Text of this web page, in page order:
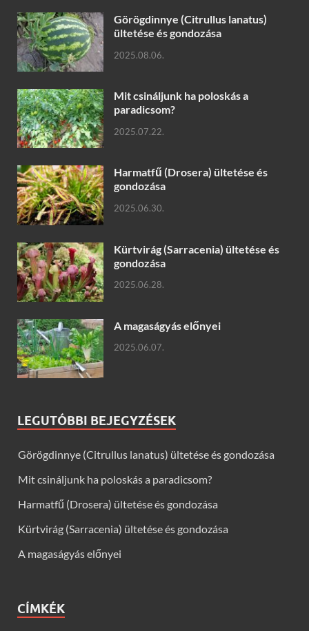
Görögdinnye (Citrullus lanatus)
ültetése és gondozása
2025.08.06.
Mit csináljunk ha poloskás a
paradicsom?
2025.07.22.
Harmatfű (Drosera) ültetése és
gondozása
2025.06.30.
Kürtvirág (Sarracenia) ültetése és
gondozása
2025.06.28.
A magaságyás előnyei
2025.06.07.
LEGUTÓBBI BEJEGYZÉSEK
Görögdinnye (Citrullus lanatus) ültetése és gondozása
Mit csináljunk ha poloskás a paradicsom?
Harmatfű (Drosera) ültetése és gondozása
Kürtvirág (Sarracenia) ültetése és gondozása
A magaságyás előnyei
CÍMKÉK